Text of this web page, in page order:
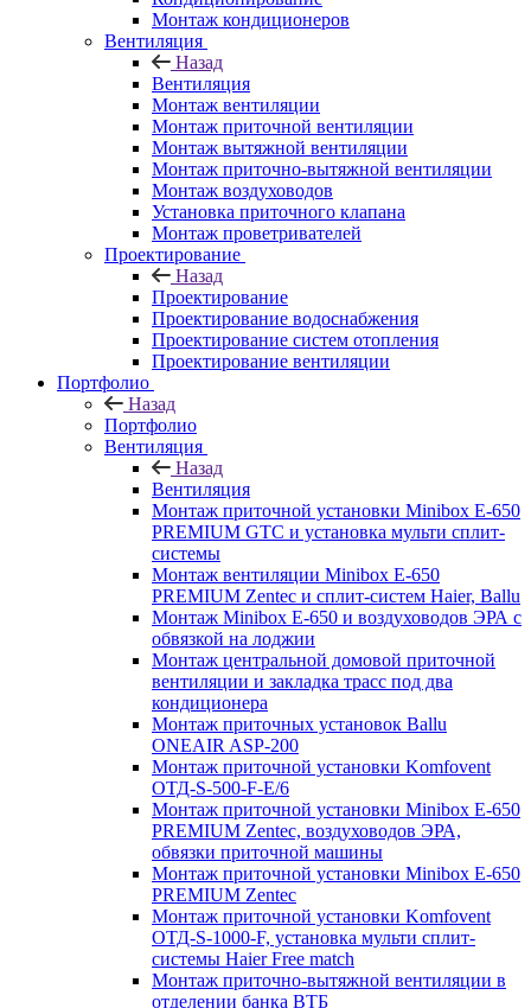
Монтаж кондиционеров
Вентиляция
Назад
Вентиляция
Монтаж вентиляции
Монтаж приточной вентиляции
Монтаж вытяжной вентиляции
Монтаж приточно-вытяжной вентиляции
Монтаж воздуховодов
Установка приточного клапана
Монтаж проветривателей
Проектирование
Назад
Проектирование
Проектирование водоснабжения
Проектирование систем отопления
Проектирование вентиляции
Портфолио
Назад
Портфолио
Вентиляция
Назад
Вентиляция
Монтаж приточной установки Minibox E-650
PREMIUM GTC и установка мульти сплит-
системы
Монтаж вентиляции Minibox E-650
PREMIUM Zentec и сплит-систем Haier, Ballu
Монтаж Minibox E-650 и воздуховодов ЭРА с
обвязкой на лоджии
Монтаж центральной домовой приточной
вентиляции и закладка трасс под два
кондиционера
Монтаж приточных установок Ballu
ONEAIR ASP-200
Монтаж приточной установки Komfovent
ОТД-S-500-F-E/6
Монтаж приточной установки Minibox E-650
PREMIUM Zentec, воздуховодов ЭРА,
обвязки приточной машины
Монтаж приточной установки Minibox E-650
PREMIUM Zentec
Монтаж приточной установки Komfovent
ОТД-S-1000-F, установка мульти сплит-
системы Haier Free match
Монтаж приточно-вытяжной вентиляции в
отделении банка ВТБ